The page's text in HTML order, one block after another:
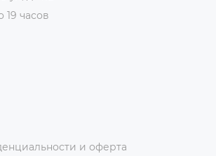
19 часов
и оферта